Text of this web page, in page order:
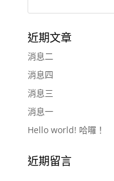
近期文章
消息二
消息四
消息三
消息一
Hello world! 哈囉！
近期留言